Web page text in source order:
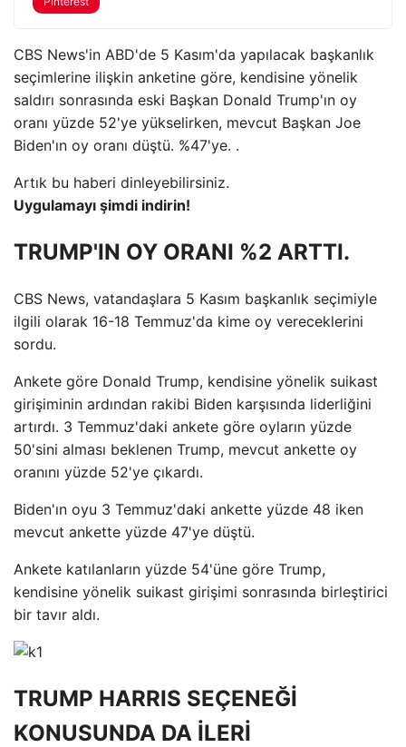
CBS News'in ABD'de 5 Kasım'da yapılacak başkanlık
seçimlerine ilişkin anketine göre, kendisine yönelik
saldırı sonrasında eski Başkan Donald Trump'ın oy
oranı yüzde 52'ye yükselirken, mevcut Başkan Joe
Biden'ın oy oranı düştü. %47'ye. .
Artık bu haberi dinleyebilirsiniz.
Uygulamayı şimdi indirin!
TRUMP'IN OY ORANI %2 ARTTI.
CBS News, vatandaşlara 5 Kasım başkanlık seçimiyle
ilgili olarak 16-18 Temmuz'da kime oy vereceklerini
sordu.
Ankete göre Donald Trump, kendisine yönelik suikast
girişiminin ardından rakibi Biden karşısında liderliğini
artırdı. 3 Temmuz'daki ankete göre oyların yüzde
50'sini alması beklenen Trump, mevcut ankette oy
oranını yüzde 52'ye çıkardı.
Biden'ın oyu 3 Temmuz'daki ankette yüzde 48 iken
mevcut ankette yüzde 47'ye düştü.
Ankete katılanların yüzde 54'üne göre Trump,
kendisine yönelik suikast girişimi sonrasında birleştirici
bir tavır aldı.
TRUMP HARRIS SEÇENEĞİ
KONUSUNDA DA İLERİ